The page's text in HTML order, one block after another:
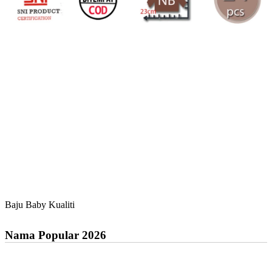
Baju Baby Kualiti
Nama Popular 2026